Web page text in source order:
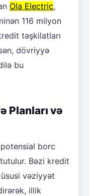
Ola Electric,
116 milyon
təşkilatları
dövriyyə
bu
Planları və
borc
Bəzi kredit
vəziyyət
illik